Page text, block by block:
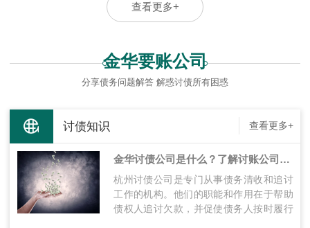
查看更多+
金华要账公司
分享债务问题解答 解惑讨债所有困惑
讨债知识 查看更多+
金华讨债公司是什么？了解讨账公司的职能和作用
杭州讨债公司是专门从事债务清收和追讨
工作的机构。他们的职能和作用在于帮助
债权人追讨欠款，并促使债务人按时履行